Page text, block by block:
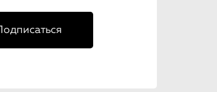
Подписаться